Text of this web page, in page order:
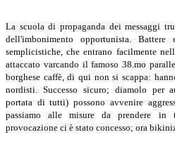
La scuola di propaganda dei messaggi
dell'imbonimento opportunista.
semplicistiche, che entrano facilmente
attaccato varcando il famoso 38.mo
borghese caffè, di qui non si scappa:
nordisti. Successo sicuro; diamolo per
portata di tutti) possono avvenire
passiamo alle misure da prendere
provocazione ci è stato concesso; ora